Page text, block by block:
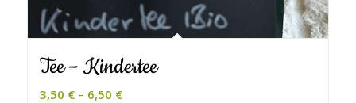
Tee – Kindertee
3,50 €– 6,50 €